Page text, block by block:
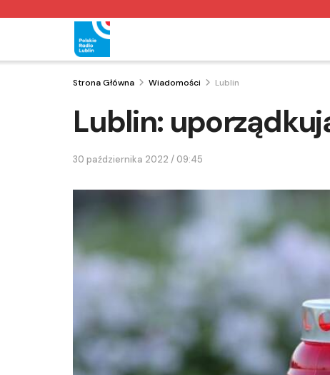
Strona Główna Wiadomości Lublin
Lublin:
30 października 2022 / 09:45